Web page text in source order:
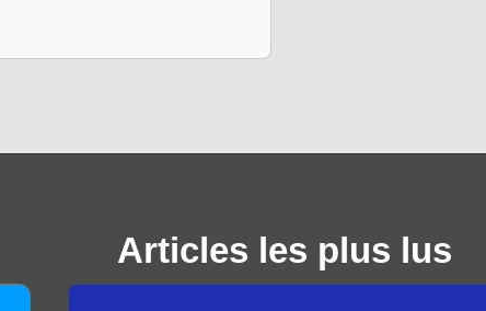
Articles les plus lus